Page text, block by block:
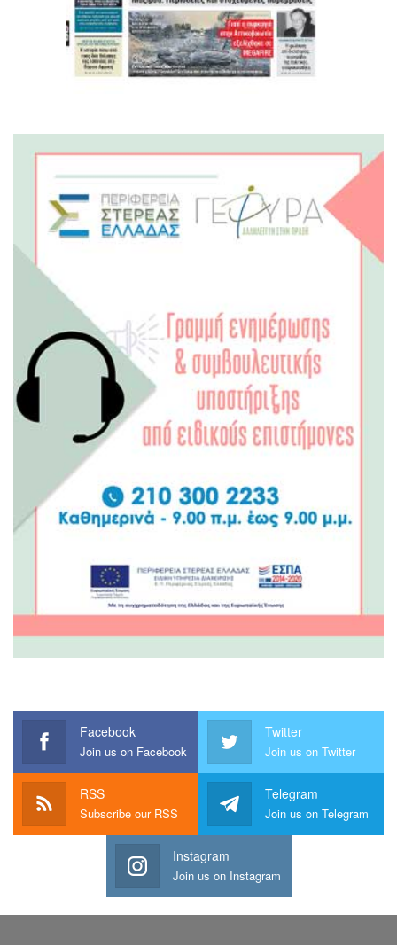
Facebook
Join us on Facebook
Twitter
Join us on Twitter
RSS
Subscribe our RSS
Telegram
Join us on Telegram
Instagram
Join us on Instagram